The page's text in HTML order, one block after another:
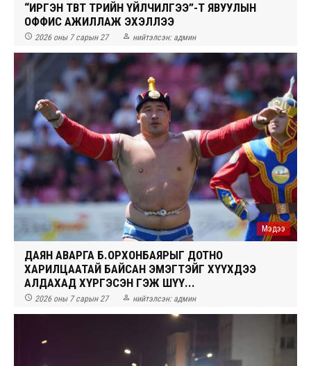
“ИРГЭН ТӨВТ ТӨРИЙН ҮЙЛЧИЛГЭЭ”-Т ЯВУУЛЫН
ОФФИС АЖИЛЛАЖ ЭХЭЛЛЭЭ
 2026 оны 7 сарын 27  нийтэлсэн: админ
Мэдээ
ДАЯН АВАРГА Б.ОРХОНБАЯРЫГ ДОТНО
ХАРИЛЦААТАЙ БАЙСАН ЭМЭГТЭЙГ ХҮҮХДЭЭ
АЛДАХАД ХҮРГЭСЭН ГЭЖ ШҮҮ...
 2026 оны 7 сарын 27  нийтэлсэн: админ